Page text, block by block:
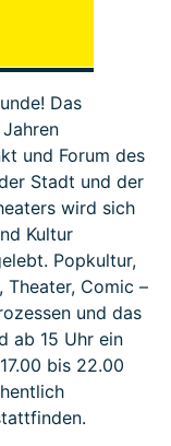
Das
und Forum des
Stadt und der
wird sich
Kultur
Popkultur,
Theater, Comic –
und das
ab 15 Uhr ein
bis 22.00